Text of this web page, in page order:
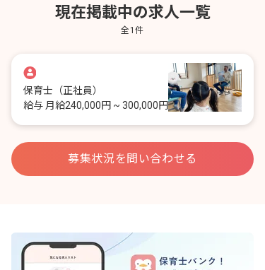
現在掲載中の求人一覧
全 1件
保育士 （正社員）
給与 月給240,000円 ~ 300,000円
募集状況を問い合わせる